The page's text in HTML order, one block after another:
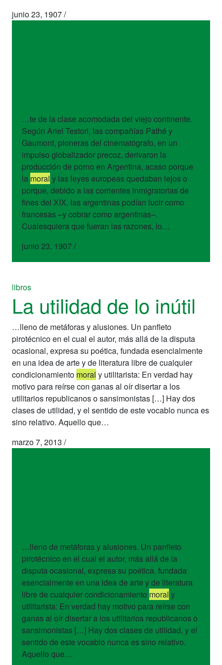
junio 23, 1907/
…te de la clase acomodada del viejo continente.
Según Ariel Testori, las compañías Pathé y
Gaumont, pioneras del cinematógrafo, en un
impulso globalizador precoz, derivaron la
producción de porno en Argentina, acaso porque
la moral y las leyes europeas quedaban lejos o
porque, debido a las corrientes inmigratorias de
fines del XIX, las argentinas podían lucir como
francesas –y cobrar como argentinas–.
Cualesquiera que fueran las razones, lo…
junio 23, 1907/
libros
La utilidad de lo inútil
…lleno de metáforas y alusiones. Un panfleto
pirotécnico en el cual el autor, más allá de la disputa
ocasional, expresa su poética, fundada esencialmente
en una idea de arte y de literatura libre de cualquier
condicionamiento moral y utilitarista: En verdad hay
motivo para reírse con ganas al oír disertar a los
utilitarios republicanos o sansimonistas […] Hay dos
clases de utilidad, y el sentido de este vocablo nunca es
sino relativo. Aquello que…
marzo 7, 2013 /
…lleno de metáforas y alusiones. Un panfleto
pirotécnico en el cual el autor, más allá de la
disputa ocasional, expresa su poética, fundada
esencialmente en una idea de arte y de literatura
libre de cualquier condicionamiento moral y
utilitarista: En verdad hay motivo para reírse con
ganas al oír disertar a los utilitarios republicanos o
sansimonistas […] Hay dos clases de utilidad, y el
sentido de este vocablo nunca es sino relativo.
Aquello que…